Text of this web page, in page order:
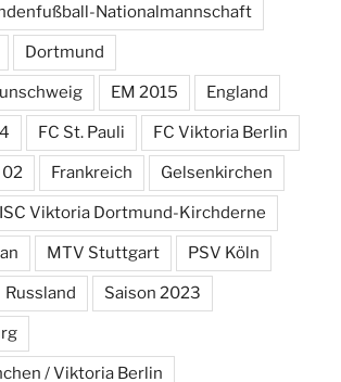
Nationalmannschaft
Dortmund
EM 2015 England
FC St. Pauli FC Viktoria Berlin
02 Frankreich Gelsenkirchen
ISC Viktoria Dortmund-Kirchderne
MTV Stuttgart PSV Köln
Russland Saison 2023
/ Viktoria Berlin